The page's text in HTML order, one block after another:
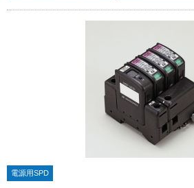
電源用SPD